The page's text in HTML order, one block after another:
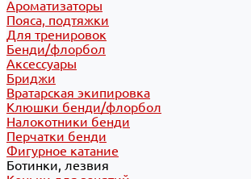
Ароматизаторы
Пояса, подтяжки
Для тренировок
Бенди/флорбол
Аксессуары
Бриджи
Вратарская экипировка
Клюшки бенди/флорбол
Налокотники бенди
Перчатки бенди
Фигурное катание
Ботинки, лезвия